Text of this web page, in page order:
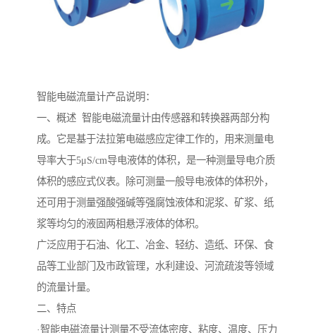
智能电磁流量计产品说明：
一、概述 智能电磁流量计由传感器和转换器两部分构
成。它是基于法拉第电磁感应定律工作的，用来测量电
导率大于5μS/cm导电液体的体积，是一种测量导电介质
体积的感应式仪表。除可测量一般导电液体的体积外，
还可用于测量强酸强碱等强腐蚀液体和泥浆、矿浆、纸
浆等均匀的液固两相悬浮液体的体积。
广泛应用于石油、化工、冶金、轻纺、造纸、环保、食
品等工业部门及市政管理，水利建设、河流疏浚等领域
的流量计量。
二、特点
·智能电磁流量计测量不受流体密度、粘度、温度、压力